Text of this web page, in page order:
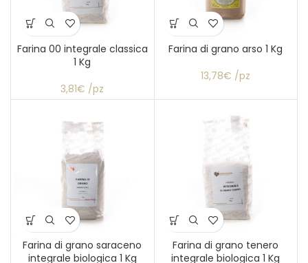
Farina 00 integrale classica
1 Kg
3,81€ /pz
Farina di grano arso 1 Kg
13,78€ /pz
Farina di grano saraceno
integrale biologica 1 Kg
Farina di grano tenero
integrale biologica 1 Kg